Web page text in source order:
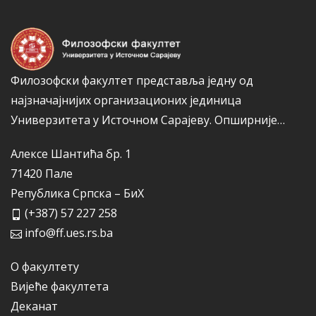
Филозофски факултет представља једну од
најзначајнијих организационих јединица
Универзитета у Источном Сарајеву. Опширније…
Алексе Шантића бр. 1
71420 Пале
Република Српска – БиХ
(+387) 57 227 258
info@ff.ues.rs.ba
О факултету
Вијеће факултета
Деканат